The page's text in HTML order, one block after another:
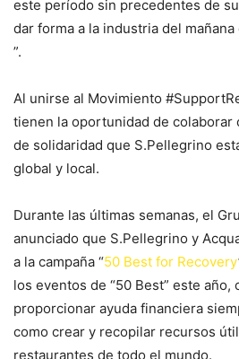
este período sin precedentes de
dar forma a la industria del
”.
Al unirse al Movimiento
tienen la oportunidad de colaborar
de solidaridad que S.Pellegrino
global y local.
Durante las últimas semanas, el
anunciado que S.Pellegrino y
a la campaña “50 Best for Recovery
los eventos de “50 Best” este año,
proporcionar ayuda financiera
como crear y recopilar recursos
restaurantes de todo el mundo.